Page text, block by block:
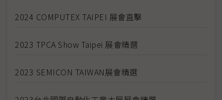
2024 COMPUTEX TAIPEI 展會直擊
2023 TPCA Show Taipei 展會精選
2023 SEMICON TAIWAN展會精選